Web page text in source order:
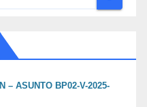
– ASUNTO BP02-V-2025-